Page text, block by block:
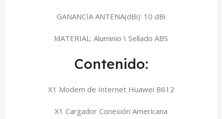
GANANCIA ANTENA(dBi): 10 dBi
MATERIAL: Aluminio \ Sellado ABS
Contenido:
X1 Modem de Internet Huawei B612
X1 Cargador Conexión Americana